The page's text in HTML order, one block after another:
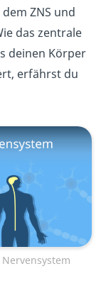
ZNS und
das zentrale
deinen Körper
erfährst du